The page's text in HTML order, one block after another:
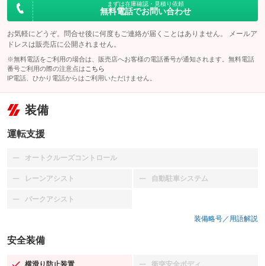
まずは在庫確認・見積り依頼
無料電話でお問い合わせ
お気軽にどうぞ。問合せ後に何度もご連絡が届くことはありません。 メールア
ドレスは販売店に公開されません。
※無料電話をご利用の場合は、販売店へお客様の電話番号が通知されます。無料電話
番号ご利用の際の注意点は こちら
IP電話、ひかり電話からはご利用いただけません。
装備
運転支援
オートクルーズコントロール
：装備なし
レーンアシスト
：装備なし 自動駐車システム
：装備なし
パークアシスト
：装備なし
装備略号／用語解説
安全装備
横滑り防止装置 衝突安全ボディ